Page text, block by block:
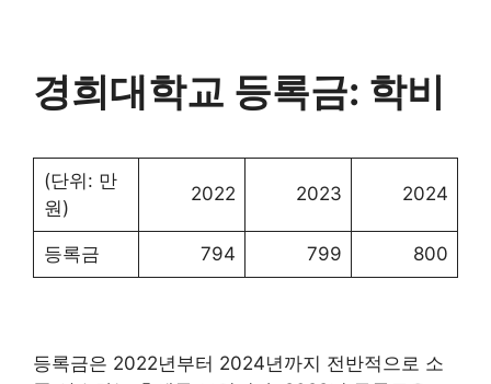
경희대학교 등록금: 학비
(단위: 만
원)
2022 2023 2024
등록금 794 799 800
등록금은 2022년부터 2024년까지 전반적으로 소